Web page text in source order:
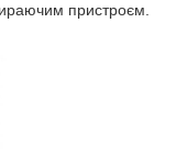
пристроєм.